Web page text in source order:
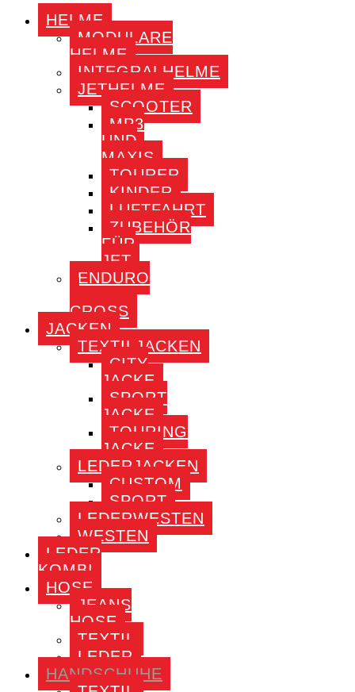
HELME
MODULARE
HELME
INTEGRALHELME
JETHELME
SCOOTER
MP3
UND
MAXIS
TOURER
KINDER
LUFTFAHRT
ZUBEHÖR
FÜR
JET
ENDURO
CROSS
JACKEN
TEXTILJACKEN
CITY
JACKE
SPORT
JACKE
TOURING
JACKE
LEDERJACKEN
CUSTOM
SPORT
LEDERWESTEN
WESTEN
LEDER
KOMBI
HOSE
JEANS
HOSE
TEXTIL
LEDER
HANDSCHUHE